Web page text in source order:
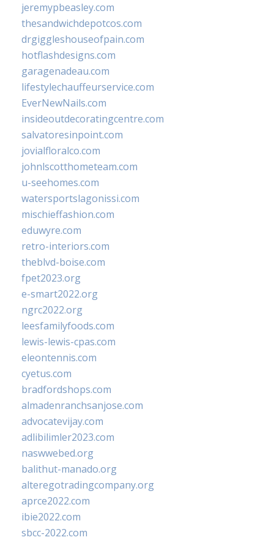
jeremypbeasley.com
thesandwichdepotcos.com
drgiggleshouseofpain.com
hotflashdesigns.com
garagenadeau.com
lifestylechauffeurservice.com
EverNewNails.com
insideoutdecoratingcentre.com
salvatoresinpoint.com
jovialfloralco.com
johnlscotthometeam.com
u-seehomes.com
watersportslagonissi.com
mischieffashion.com
eduwyre.com
retro-interiors.com
theblvd-boise.com
fpet2023.org
e-smart2022.org
ngrc2022.org
leesfamilyfoods.com
lewis-lewis-cpas.com
eleontennis.com
cyetus.com
bradfordshops.com
almadenranchsanjose.com
advocatevijay.com
adlibilimler2023.com
naswwebed.org
balithut-manado.org
alteregotradingcompany.org
aprce2022.com
ibie2022.com
sbcc-2022.com